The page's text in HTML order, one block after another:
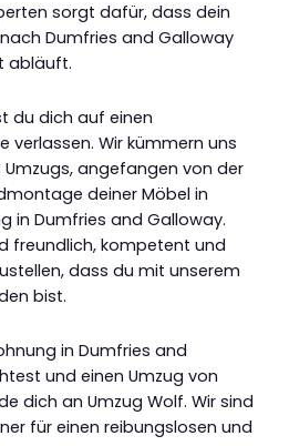
sorgt dafür, dass dein
Dumfries and Galloway
abläuft.
du dich auf einen
verlassen. Wir kümmern uns
angefangen von der
deiner Möbel in
in Dumfries and Galloway.
freundlich, kompetent und
dass du mit unserem
bist.
in Dumfries and
und einen Umzug von
dich an Umzug Wolf. Wir sind
für einen reibungslosen und